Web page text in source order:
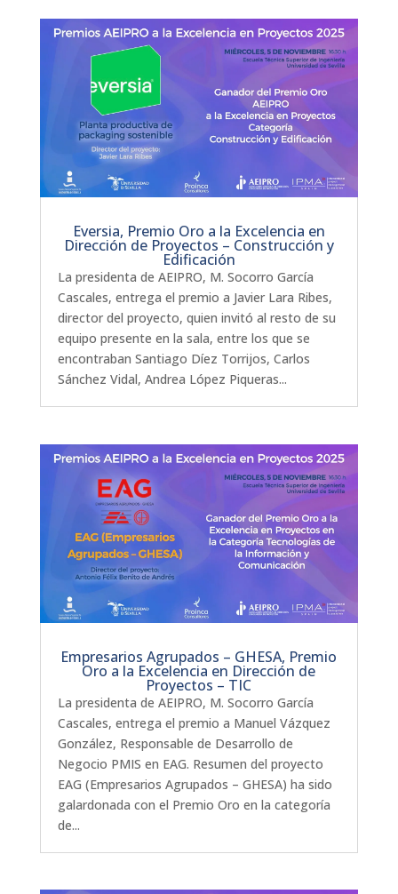
Eversia, Premio Oro a la Excelencia en
Dirección de Proyectos – Construcción y
Edificación
La presidenta de AEIPRO, M. Socorro García
Cascales, entrega el premio a Javier Lara Ribes,
director del proyecto, quien invitó al resto de su
equipo presente en la sala, entre los que se
encontraban Santiago Díez Torrijos, Carlos
Sánchez Vidal, Andrea López Piqueras...
Empresarios Agrupados – GHESA, Premio
Oro a la Excelencia en Dirección de
Proyectos – TIC
La presidenta de AEIPRO, M. Socorro García
Cascales, entrega el premio a Manuel Vázquez
González, Responsable de Desarrollo de
Negocio PMIS en EAG. Resumen del proyecto
EAG (Empresarios Agrupados – GHESA) ha sido
galardonada con el Premio Oro en la categoría
de...